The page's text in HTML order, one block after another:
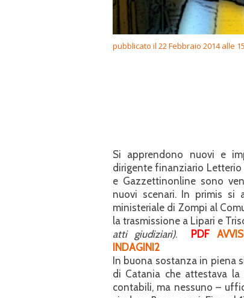
pubblicato il 22 Febbraio 2014 alle
Si apprendono nuovi e
dirigente finanziario Letterio
e Gazzettinonline sono
nuovi scenari. In primis si
ministeriale di Zompi al
la trasmissione a Lipari e
atti giudiziari). PDF
INDAGINI2
In buona sostanza in piena
di Catania che attestava
contabili, ma nessuno –